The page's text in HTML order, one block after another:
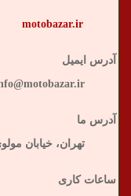
motobazar.ir
آدرس ایمیل
آدرس ما
تهران، خیابان
ساعات کاری